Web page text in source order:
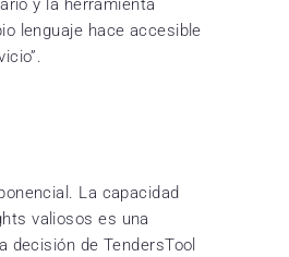
y la herramienta
lenguaje hace accesible
La capacidad
valiosos es una
de TendersTool